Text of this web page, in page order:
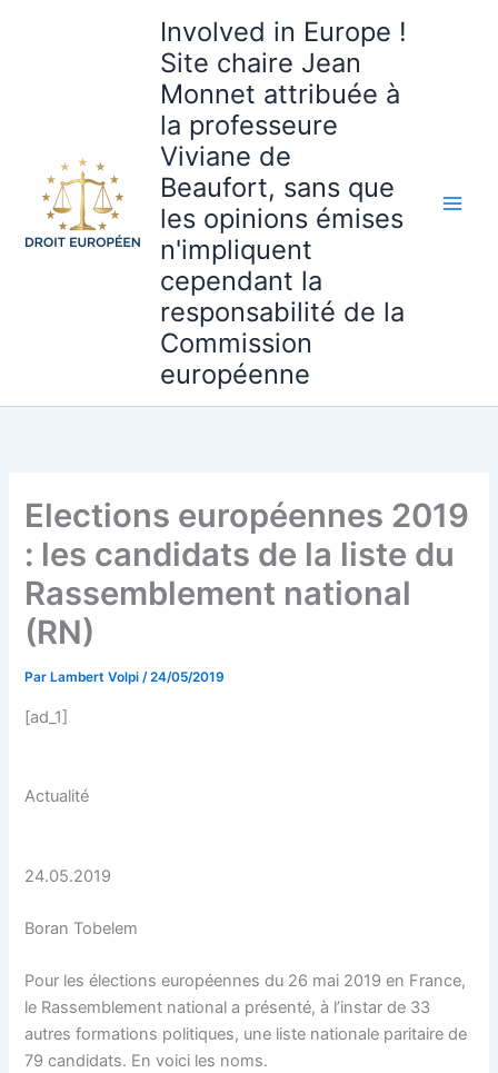
Involved in Europe !
Site chaire Jean
Monnet attribuée à
la professeure
Viviane de
Beaufort, sans que
les opinions émises
n'impliquent
cependant la
responsabilité de la
Commission
européenne
Elections européennes 2019
: les candidats de la liste du
Rassemblement national
(RN)
Par Lambert Volpi/24/05/2019
[ad_1]
Actualité
24.05.2019
Boran Tobelem
Pour les élections européennes du 26 mai 2019 en France,
le Rassemblement national a présenté, à l’instar de 33
autres formations politiques, une liste nationale paritaire de
79 candidats. En voici les noms.